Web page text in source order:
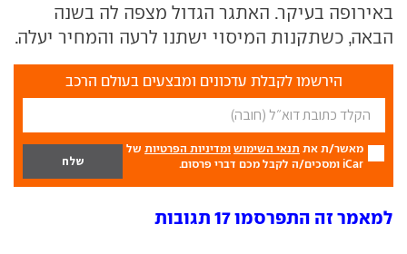
באירופה בעיקר. האתגר הגדול מצפה לה בשנה
הבאה, כשתקנות המיסוי ישתנו לרעה והמחיר יעלה.
הירשמו לקבלת עדכונים ומבצעים בעולם הרכב
מאשר/ת את תנאי השימוש ומדיניות הפרטיות של
iCar ומסכים/ה לקבל מכם דברי פרסום.
למאמר זה התפרסמו 17 תגובות